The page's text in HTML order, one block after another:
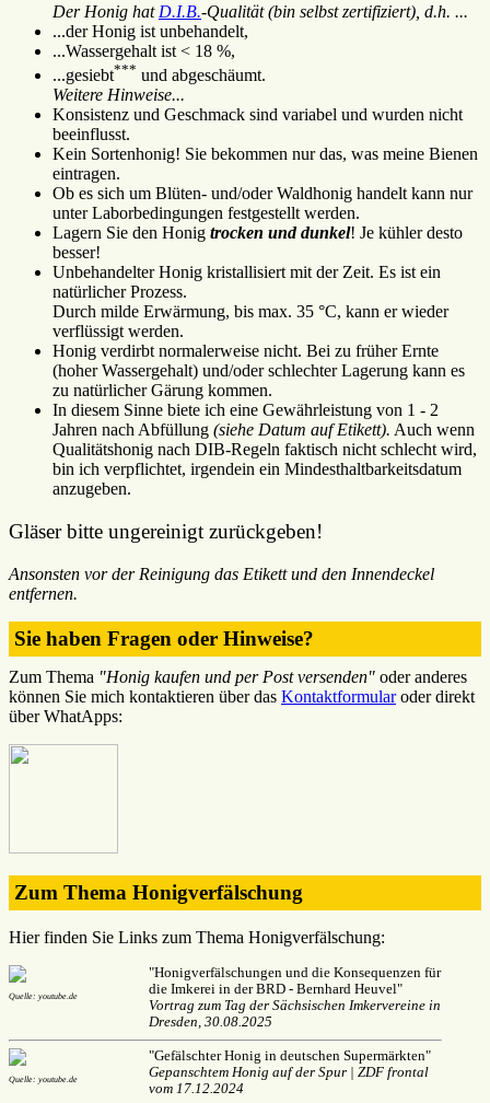
Der Honig hat D.I.B.-Qualität (bin selbst zertifiziert), d.h. ...
...der Honig ist unbehandelt,
...Wassergehalt ist < 18 %,
...gesiebt*** und abgeschäumt.
Weitere Hinweise...
Konsistenz und Geschmack sind variabel und wurden nicht
beeinflusst.
Kein Sortenhonig! Sie bekommen nur das, was meine Bienen
eintragen.
Ob es sich um Blüten- und/oder Waldhonig handelt kann nur
unter Laborbedingungen festgestellt werden.
Lagern Sie den Honig trocken und dunkel! Je kühler desto
besser!
Unbehandelter Honig kristallisiert mit der Zeit. Es ist ein
natürlicher Prozess.
Durch milde Erwärmung, bis max. 35 °C, kann er wieder
verflüssigt werden.
Honig verdirbt normalerweise nicht. Bei zu früher Ernte
(hoher Wassergehalt) und/oder schlechter Lagerung kann es
zu natürlicher Gärung kommen.
In diesem Sinne biete ich eine Gewährleistung von 1 - 2
Jahren nach Abfüllung (siehe Datum auf Etikett). Auch wenn
Qualitätshonig nach DIB-Regeln faktisch nicht schlecht wird,
bin ich verpflichtet, irgendein ein Mindesthaltbarkeitsdatum
anzugeben.
Gläser bitte ungereinigt zurückgeben!
Ansonsten vor der Reinigung das Etikett und den Innendeckel
entfernen.
Sie haben Fragen oder Hinweise?
Zum Thema "Honig kaufen und per Post versenden" oder anderes
können Sie mich kontaktieren über das Kontaktformularoder direkt
über WhatApps:
Zum Thema Honigverfälschung
Hier finden Sie Links zum Thema Honigverfälschung:
Quelle: youtube.de
"Honigverfälschungen und die Konsequenzen für
die Imkerei in der BRD - Bernhard Heuvel"
Vortrag zum Tag der Sächsischen Imkervereine in
Dresden, 30.08.2025
Quelle: youtube.de
"Gefälschter Honig in deutschen Supermärkten"
Gepanschtem Honig auf der Spur | ZDF frontal
vom 17.12.2024